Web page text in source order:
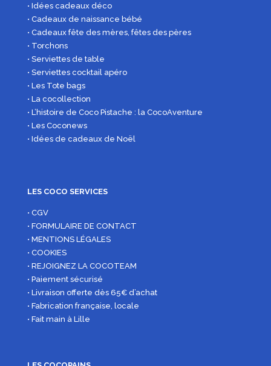
• Idées cadeaux déco
• Cadeaux de naissance bébé
• Cadeaux fête des mères, fêtes des pères
• Torchons
• Serviettes de table
• Serviettes cocktail apéro
• Les Tote bags
• La cocollection
• L’histoire de Coco Pistache : la CocoAventure
• Les Coconews
• Idées de cadeaux de Noël
LES COCO SERVICES
• CGV
• FORMULAIRE DE CONTACT
• MENTIONS LÉGALES
• COOKIES
• REJOIGNEZ LA COCOTEAM
• Paiement sécurisé
• Livraison offerte dès 65€ d’achat
• Fabrication française, locale
• Fait main à Lille